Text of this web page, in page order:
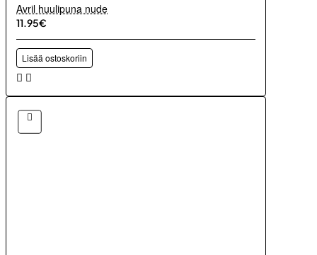
Avril huulipuna nude
11.95€
Lisää ostoskoriin